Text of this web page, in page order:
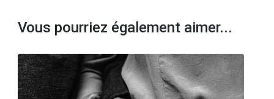
Vous pourriez également aimer...